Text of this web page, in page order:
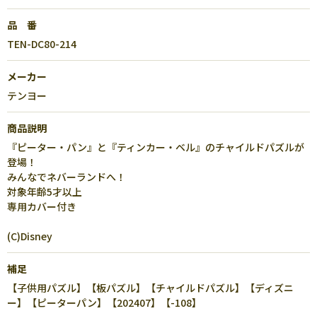
品 番
TEN-DC80-214
メーカー
テンヨー
商品説明
『ピーター・パン』と『ティンカー・ベル』のチャイルドパズルが
登場！
みんなでネバーランドへ！
対象年齢5才以上
専用カバー付き
(C)Disney
補足
【子供用パズル】【板パズル】【チャイルドパズル】【ディズニ
ー】【ピーターパン】【202407】【-108】